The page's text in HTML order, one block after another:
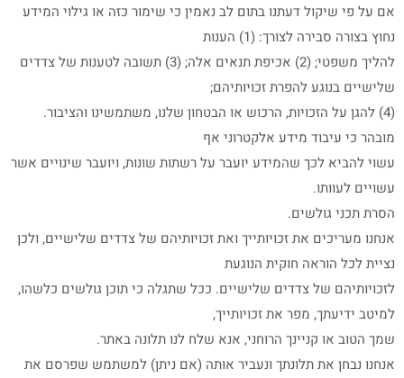
אם על פי שיקול דעתנו בתום לב נאמין כי שימור כזה או גילוי המידע
נחוץ בצורה סבירה לצורך: (1) הענות
להליך משפטי; (2) אכיפת תנאים אלה; (3) תשובה לטענות של צדדים
שלישיים בנוגע להפרת זכויותיהם;
(4) להגן על הזכויות, הרכוש או הבטחון שלנו, משתמשינו והציבור.
מובהר כי עיבוד מידע אלקטרוני אף
עשוי להביא לכך שהמידע יועבר על רשתות שונות, ויועבר שינויים אשר
עשויים לעוותו.
הסרת תכני גולשים.
אנחנו מעריכים את זכויותייך ואת זכויותיהם של צדדים שלישיים, ולכן
נציית לכל הוראה חוקית הנוגעת
לזכויותיהם של צדדים שלישיים. ככל שתגלה כי תוכן גולשים כלשהו,
למיטב ידיעתך, מפר את זכויותייך,
שמך הטוב או קניינך הרוחני, אנא שלח לנו תלונה באתר.
אנחנו נבחן את תלונתך ונעביר אותה (אם ניתן) למשתמש שפרסם את